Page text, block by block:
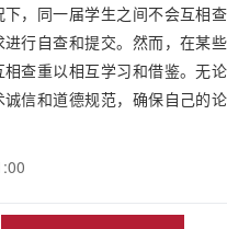
，同一届学生之间不会互相
行自查和提交。然而，在某
查重以相互学习和借鉴。无
信和道德规范，确保自己的